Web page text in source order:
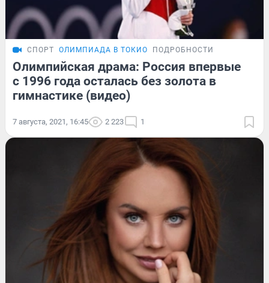
СПОРТ ОЛИМПИАДА В ТОКИО ПОДРОБНОСТИ
Олимпийская драма: Россия впервые
с 1996 года осталась без золота в
гимнастике (видео)
7 августа, 2021, 16:45 2 223 1